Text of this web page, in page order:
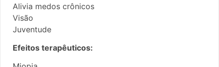
Alivia medos crônicos
Visão
Juventude
Efeitos terapêuticos: